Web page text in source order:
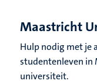
Maastricht
Hulp nodig met je
studentenleven in
universiteit.